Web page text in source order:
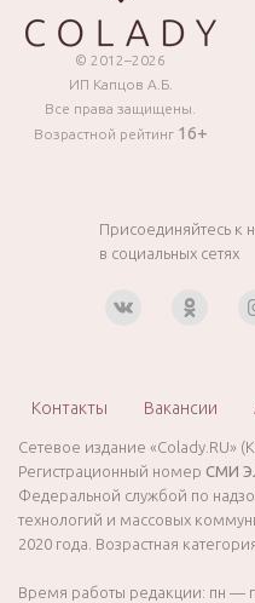
© 2012–2026
ИП Капцов А.Б.
Все права защищены.
Возрастной рейтинг 16+
Присоединяйтесь к
в социальных сетях
Контакты Вакансии
Сетевое издание «Colady.RU»
Регистрационный номер СМИ
Федеральной службой по
технологий и массовых
2020 года. Возрастная
Время работы редакции: пн —